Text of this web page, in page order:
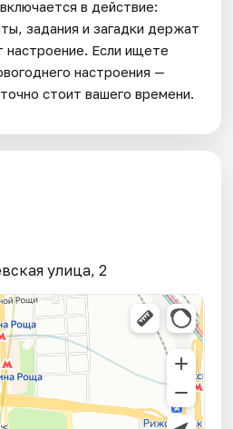
в действие:
задания и загадки держат
настроение. Если ищете
настроения —
стоит вашего времени.
улица, 2